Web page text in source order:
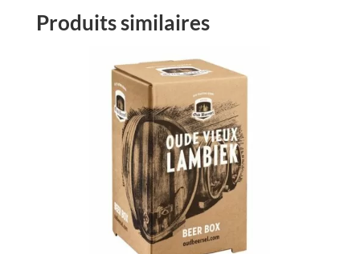
Produits similaires